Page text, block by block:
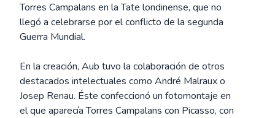
Torres Campalans en la Tate londinense, que no
llegó a celebrarse por el conflicto de la segunda
Guerra Mundial.
En la creación, Aub tuvo la colaboración de otros
destacados intelectuales como André Malraux o
Josep Renau. Éste confeccionó un fotomontaje en
el que aparecía Torres Campalans con Picasso, con